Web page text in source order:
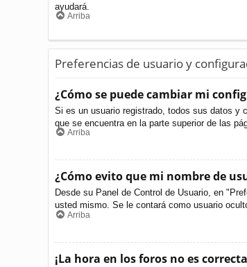
ayudará.
Arriba
Preferencias de usuario y
¿Cómo se puede cambiar mi
Si es un usuario registrado, todos sus datos y
que se encuentra en la parte superior de las
Arriba
¿Cómo evito que mi nombre de
Desde su Panel de Control de Usuario, en
usted mismo. Se le contará como usuario
Arriba
¡La hora en los foros no es